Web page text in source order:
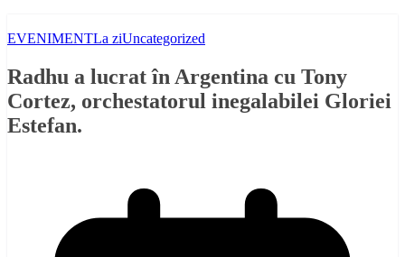
EVENIMENTLa ziUncategorized
Radhu a lucrat în Argentina cu Tony
Cortez, orchestatorul inegalabilei Gloriei
Estefan.